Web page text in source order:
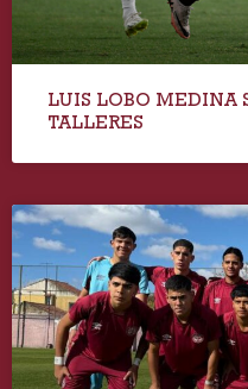
LUIS LOBO MEDINA
TALLERES